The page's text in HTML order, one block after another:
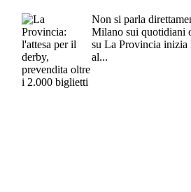
Non si parla
Milano sui quotidiani
su La Provincia inizia
al...